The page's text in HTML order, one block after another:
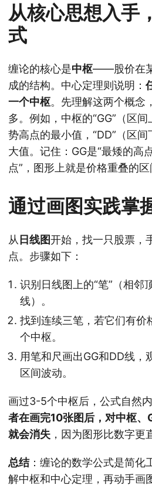
从核心思想入手
式
缠论的核心是中枢——股价在
成的结构。中心定理则说明：
一个中枢。先理解这两个概念
多。例如，中枢的“GG”（区
势高点的最小值，“DD”（区
大值。记住：GG是“最矮的高
点”，图形上就是价格重叠的区
通过画图实践掌
从 日线图开始，找一只股票，
点。步骤如下：
识别日线图上的“笔”（相邻
线）。
找到连续三笔，若它们有价
个中枢。
用笔和尺画出GG和DD线，
区间波动。
画过3-5个中枢后，公式自然内
者在画完10张图后，对中枢、
就会消失 ，因为图形比数字更
总结：缠论的数学公式是简化
解中枢和中心定理，再动手画